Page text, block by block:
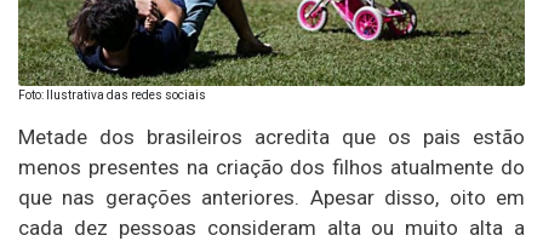
Foto: Ilustrativa das redes sociais
Metade dos brasileiros acredita que os pais estão
menos presentes na criação dos filhos atualmente do
que nas gerações anteriores. Apesar disso, oito em
cada dez pessoas consideram alta ou muito alta a